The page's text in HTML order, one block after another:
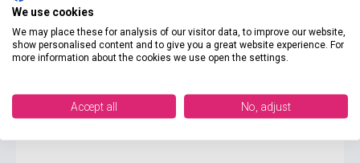
We use cookies
We may place these for analysis of our visitor data, to improve our website,
show personalised content and to give you a great website experience. For
more information about the cookies we use open the settings.
Accept all No, adjust